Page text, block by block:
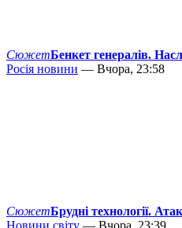
СюжетБенкет генералів.
Росія новини — Вчора, 23:58
СюжетБрудні технології.